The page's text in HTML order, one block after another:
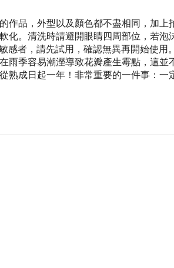
作品，外型以及顏色都不盡相同，加上
化。清洗時請避開眼睛四周部位，若
感者，請先試用，確認無異再開始使用。
雨季容易潮溼導致花瓣產生霉點，這並
熟成日起一年！非常重要的一件事：一